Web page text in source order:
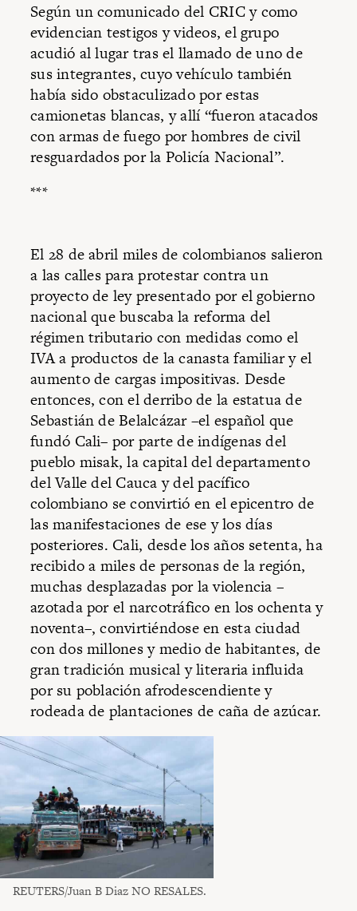
Según un comunicado del CRIC y como
evidencian testigos y videos, el grupo
acudió al lugar tras el llamado de uno de
sus integrantes, cuyo vehículo también
había sido obstaculizado por estas
camionetas blancas, y allí “fueron atacados
con armas de fuego por hombres de civil
resguardados por la Policía Nacional”.
***
El 28 de abril miles de colombianos salieron
a las calles para protestar contra un
proyecto de ley presentado por el gobierno
nacional que buscaba la reforma del
régimen tributario con medidas como el
IVA a productos de la canasta familiar y el
aumento de cargas impositivas. Desde
entonces, con el derribo de la estatua de
Sebastián de Belalcázar –el español que
fundó Cali– por parte de indígenas del
pueblo misak, la capital del departamento
del Valle del Cauca y del pacífico
colombiano se convirtió en el epicentro de
las manifestaciones de ese y los días
posteriores. Cali, desde los años setenta, ha
recibido a miles de personas de la región,
muchas desplazadas por la violencia –
azotada por el narcotráfico en los ochenta y
noventa–, convirtiéndose en esta ciudad
con dos millones y medio de habitantes, de
gran tradición musical y literaria influida
por su población afrodescendiente y
rodeada de plantaciones de caña de azúcar.
REUTERS/Juan B Diaz NO RESALES.